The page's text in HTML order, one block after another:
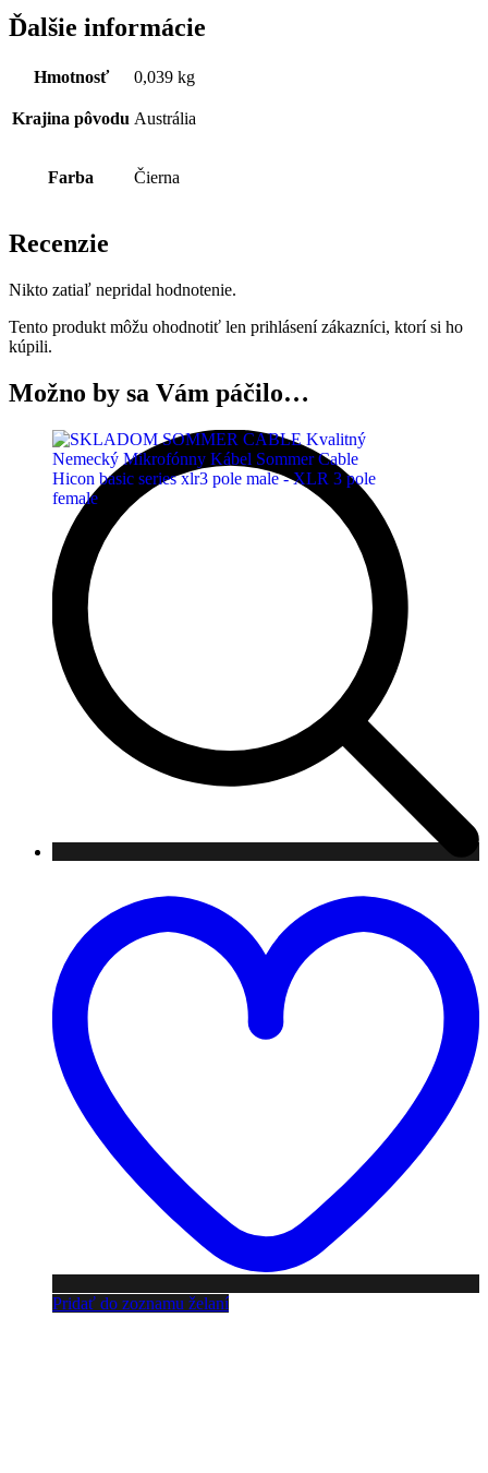
Ďalšie informácie
Hmotnosť 0,039 kg
Krajina pôvodu Austrália
Farba Čierna
Recenzie
Nikto zatiaľ nepridal hodnotenie.
Tento produkt môžu ohodnotiť len prihlásení zákazníci, ktorí si ho
kúpili.
Možno by sa Vám páčilo…
Pridať do zoznamu želaní